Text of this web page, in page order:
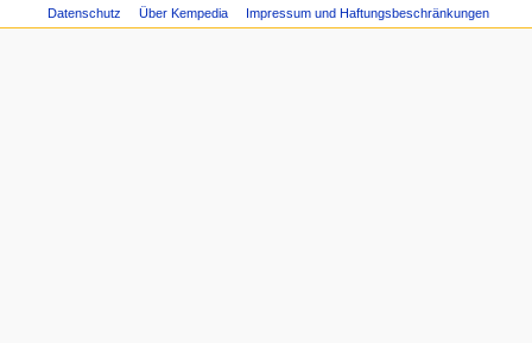
ü
Datenschutz Über Kempedia Impressum und Haftungsbeschränkungen